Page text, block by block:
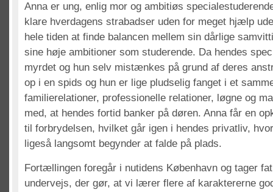
Anna er ung, enlig mor og ambitiøs
klare hverdagens strabadser uden for meget hjælp
hele tiden at finde balancen mellem sin dårlige
sine høje ambitioner som studerende. Da hendes
myrdet og hun selv mistænkes på grund af deres
op i en spids og hun er lige pludselig fanget i et
familierelationer, professionelle relationer, løgne og
med, at hendes fortid banker på døren. Anna får en
til forbrydelsen, hvilket går igen i hendes privatliv,
ligeså langsomt begynder at falde på plads.
Fortællingen foregår i nutidens København og tager
undervejs, der gør, at vi lærer flere af karaktererne